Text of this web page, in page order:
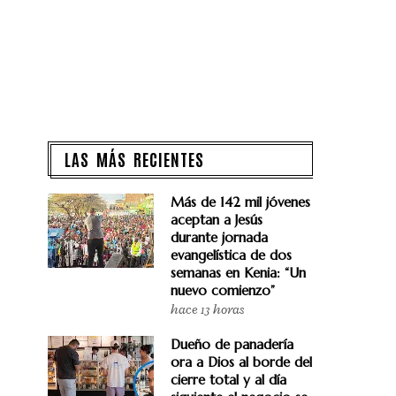
LAS MÁS RECIENTES
Más de 142 mil jóvenes
aceptan a Jesús
durante jornada
evangelística de dos
semanas en Kenia: “Un
nuevo comienzo”
hace 13 horas
Dueño de panadería
ora a Dios al borde del
cierre total y al día